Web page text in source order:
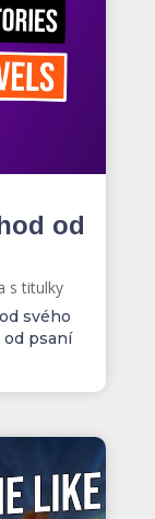
od
s titulky
svého
od psaní